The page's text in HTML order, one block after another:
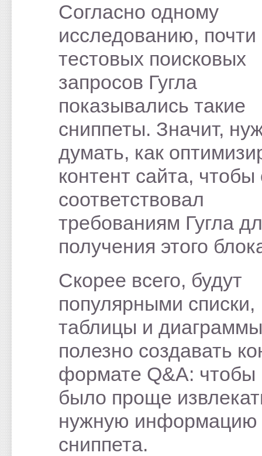
Согласно одному
исследованию, почти
тестовых поисковых
запросов Гугла
показывались такие
сниппеты. Значит,
думать, как
контент сайта, чтобы
соответствовал
требованиям Гугла
получения этого
Скорее всего, будут
популярными списки,
таблицы и
полезно создавать
формате Q&A: чтобы
было проще
нужную информацию
сниппета.